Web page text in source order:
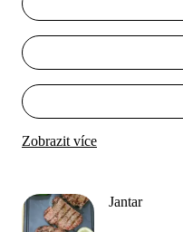
Zobrazit více
Jantar